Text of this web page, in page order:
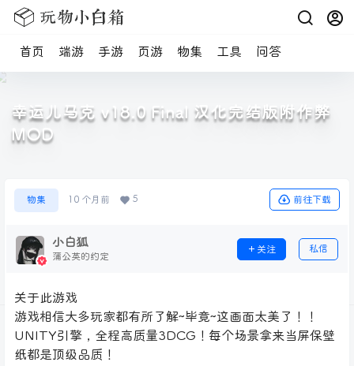
首页 端游 手游 页游 物集 工具 问答
幸运儿马克 v18.0 Final 汉化完结版附作弊
MOD
物集 10 个月前 5 前往下载
小白狐
蒲公英的约定
关注 私信
关于此游戏
游戏相信大多玩家都有所了解~毕竟~这画面太美了！！
UNITY引擎，全程高质量3DCG！每个场景拿来当屏保壁
纸都是顶级品质！